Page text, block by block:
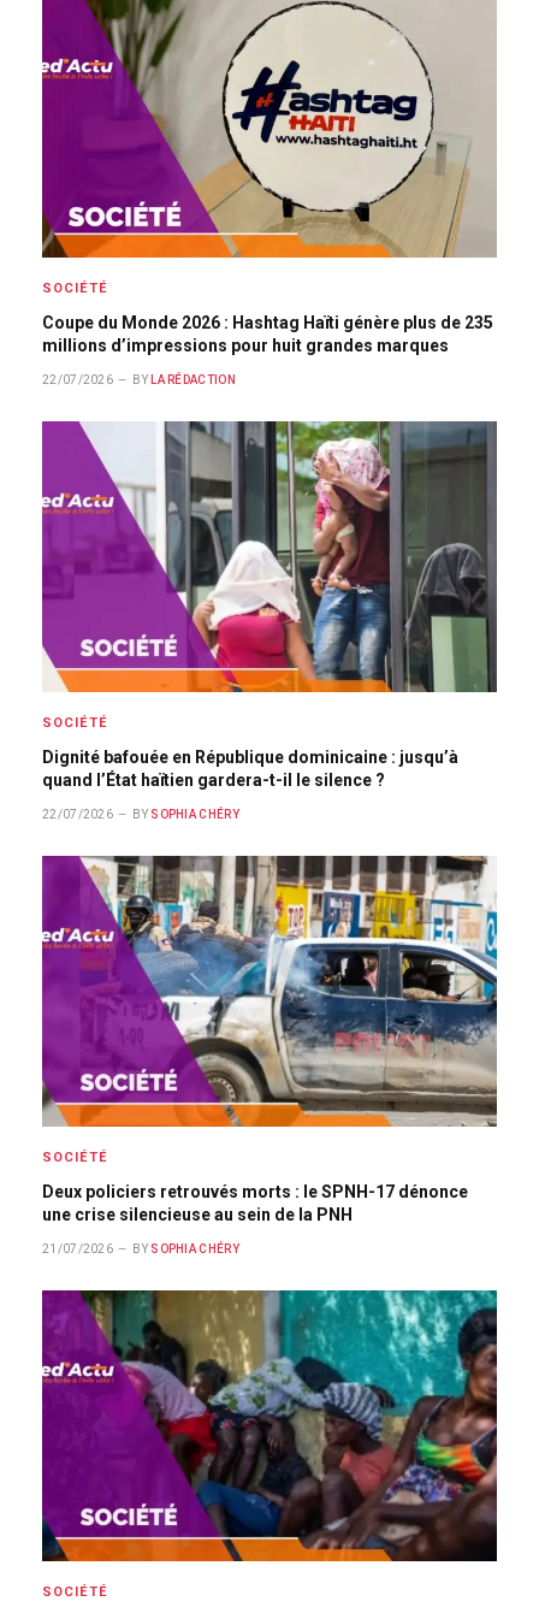
SOCIÉTÉ
Coupe du Monde 2026 : Hashtag Haïti génère plus de 235
millions d’impressions pour huit grandes marques
22/07/2026 BY LA RÉDACTION
SOCIÉTÉ
Dignité bafouée en République dominicaine : jusqu’à
quand l’État haïtien gardera-t-il le silence ?
22/07/2026 BY SOPHIA CHÉRY
SOCIÉTÉ
Deux policiers retrouvés morts : le SPNH-17 dénonce
une crise silencieuse au sein de la PNH
21/07/2026 BY SOPHIA CHÉRY
SOCIÉTÉ